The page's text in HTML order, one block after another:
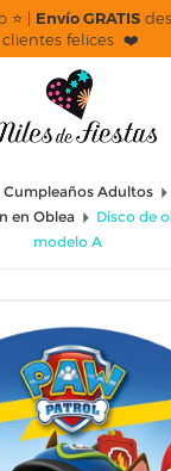
⭐ | Envío GRATIS
clientes felices ❤️
Cumpleaños Adultos
en Oblea
Disco de
modelo A